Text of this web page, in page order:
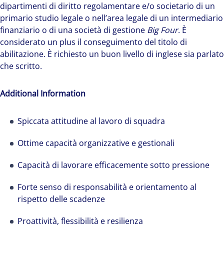
dipartimenti di diritto regolamentare e/o societario di un
primario studio legale o nell’area legale di un intermediario
finanziario o di una società di gestione Big Four. È
considerato un plus il conseguimento del titolo di
abilitazione. È richiesto un buon livello di inglese sia parlato
che scritto.
Additional Information
Spiccata attitudine al lavoro di squadra
Ottime capacità organizzative e gestionali
Capacità di lavorare efficacemente sotto pressione
Forte senso di responsabilità e orientamento al
rispetto delle scadenze
Proattività, flessibilità e resilienza